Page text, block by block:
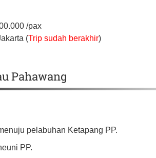
/pax
(Trip sudah berakhir)
Pahawang
pelabuhan Ketapang PP.
PP.